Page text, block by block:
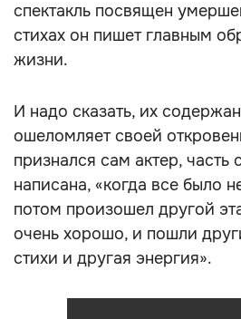
спектакль посвящен
стихах он пишет главным
жизни.
И надо сказать, их
ошеломляет своей
признался сам актер, часть
написана, «когда все было
потом произошел другой
очень хорошо, и пошли
стихи и другая энергия».